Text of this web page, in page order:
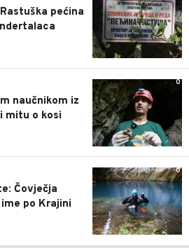
pećina
0
naučnikom iz
mitu o kosi
0
Čovječja
po Krajini